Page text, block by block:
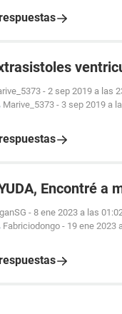
- 2 sep 2019 a las
Marive_5373 - 3 sep 2019 a
Encontré a
- 8 ene 2023 a las
Fabriciodongo - 19 ene 2023